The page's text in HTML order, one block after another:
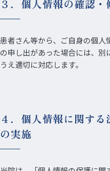
３．個人情報の確認
患者さん等から、ご自身の個
の申し出があった場合には、別
うえ適切に対応します。
４．個人情報に関す
の実施